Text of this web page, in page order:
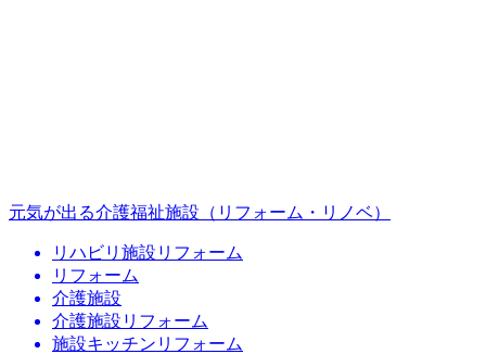
元気が出る介護福祉施設（リフォーム・リノベ）
リハビリ施設リフォーム
リフォーム
介護施設
介護施設リフォーム
施設キッチンリフォーム